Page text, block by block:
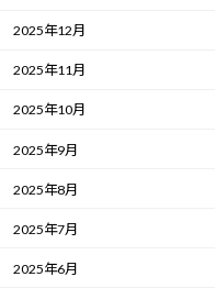
2025年12月
2025年11月
2025年10月
2025年9月
2025年8月
2025年7月
2025年6月